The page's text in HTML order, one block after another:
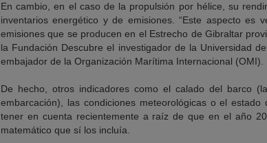
En cambio, en el caso de la propulsión por hélice, su
inventarios energético y de emisiones. “Este aspecto
emisiones que se producen en el Estrecho de Gibraltar
la Fundación Descubre el investigador de la Universidad
embajador de la Organización Marítima Internacional (OMI).
De hecho, otros indicadores como el calado del barco
embarcación), las condiciones meteorológicas o el
tener en cuenta recientemente a raíz de que en el año
matemático que sí los incluía.